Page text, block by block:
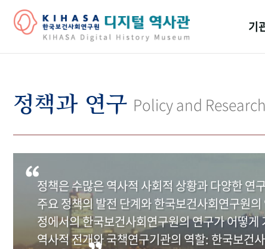
기
기
정책과 연구 Policy and Research
정책은 수많은 역사적 사회적 상황과 다양한 연
주요 정책의 발전 단계와 한국보건사회연구원
정에서의 한국보건사회연구원의 연구가 어떻
역사적 전개와 국책연구기관의 역할: 한국보건